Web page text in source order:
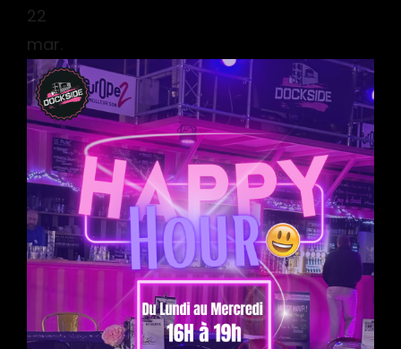
22
mar.